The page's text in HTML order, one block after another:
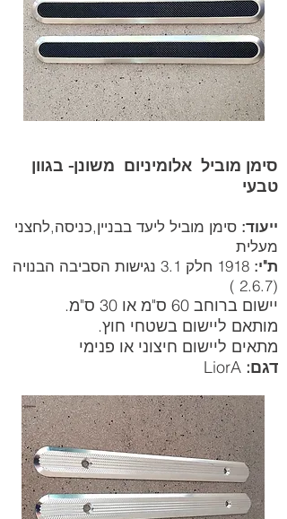
סימן מוביל אלומיניום משונן- בגוון
טבעי
ייעוד: סימן מוביל ליעד בבניין,כניסה,לחצני
מעלית
ת"י:
1918 חלק 3.1 נגישות הסביבה הבנויה
(2.6.7 )
יישום ברוחב 60 ס"מ או 30 ס"מ.
מותאם ליישום בשטחי חוץ.
מתאים ליישום חיצוני או פנימי
דגם: LiorA